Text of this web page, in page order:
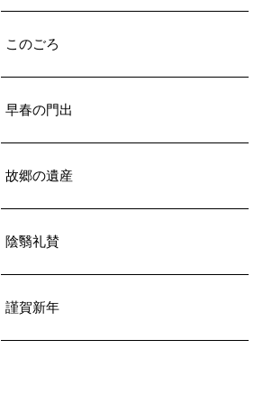
このごろ
早春の門出
故郷の遺産
陰翳礼賛
謹賀新年